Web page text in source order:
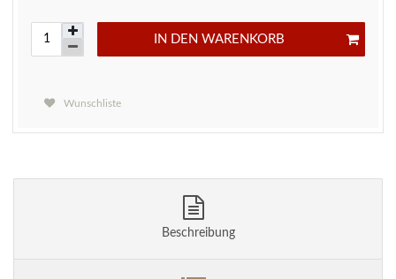
IN DEN WARENKORB
Wunschliste
Beschreibung